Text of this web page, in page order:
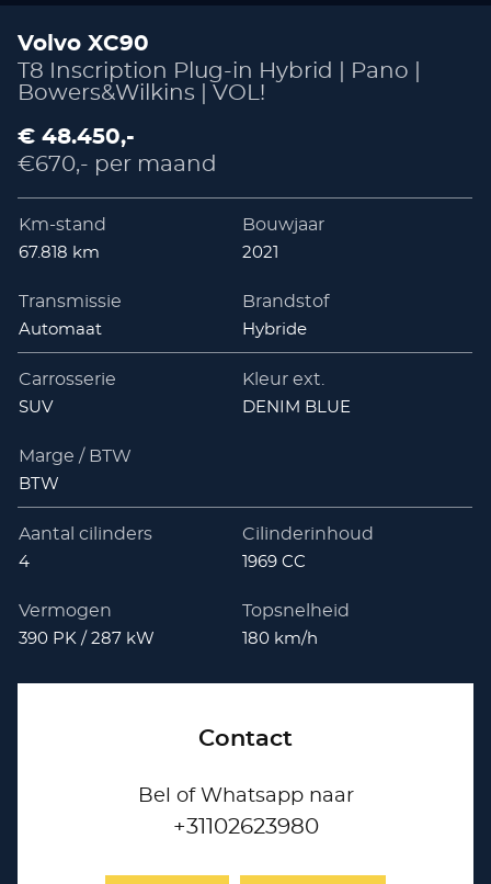
Volvo XC90
T8 Inscription Plug-in Hybrid | Pano |
Bowers&Wilkins | VOL!
€ 48.450,-
€670,- per maand
Km-stand
67.818 km
Bouwjaar
2021
Transmissie
Automaat
Brandstof
Hybride
Carrosserie
SUV
Kleur ext.
DENIM BLUE
Marge / BTW
BTW
Aantal cilinders
4
Cilinderinhoud
1969 CC
Vermogen
390 PK / 287 kW
Topsnelheid
180 km/h
Contact
Bel of Whatsapp naar
+31102623980